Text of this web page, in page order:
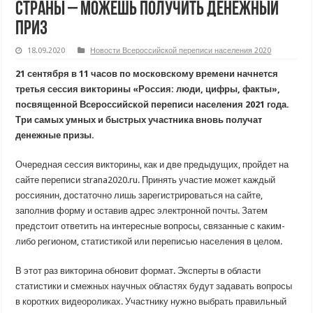
страны – можешь получить денежный
приз
18.09.2020 Новости Всероссийской переписи населения 2020
21 сентября в 11 часов по московскому времени начнется
третья сессия викторины «Россия: люди, цифры, факты»,
посвященной Всероссийской переписи населения 2021 года.
Три самых умных и быстрых участника вновь получат
денежные призы.
Очередная сессия викторины, как и две предыдущих, пройдет на
сайте переписи strana2020.ru. Принять участие может каждый
россиянин, достаточно лишь зарегистрироваться на сайте,
заполнив форму и оставив адрес электронной почты. Затем
предстоит ответить на интересные вопросы, связанные с каким-
либо регионом, статистикой или переписью населения в целом.
В этот раз викторина обновит формат. Эксперты в области
статистики и смежных научных областях будут задавать вопросы
в коротких видеороликах. Участнику нужно выбрать правильный